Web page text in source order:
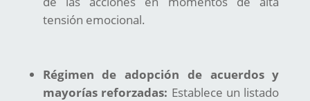
tensión emocional.
Régimen de adopción de acuerdos y
mayorías reforzadas: Establece un listado